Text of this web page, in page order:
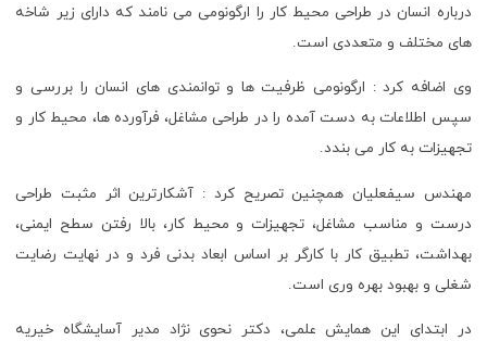
درباره انسان در طراحی محیط کار را ارگونومی می نامند که دارای زیر شاخه
های مختلف و متعددی است.
وی اضافه کرد : ارگونومی ظرفیت ها و توانمندی های انسان را بررسی و
سپس اطلاعات به دست آمده را در طراحی مشاغل، فرآورده ها، محیط کار و
تجهیزات به کار می بندد.
مهندس سیفعلیان همچنین تصریح کرد : آشکارترین اثر مثبت طراحی
درست و مناسب مشاغل، تجهیزات و محیط کار، بالا رفتن سطح ایمنی،
بهداشت، تطبیق کار با کارگر بر اساس ابعاد بدنی فرد و در نهایت رضایت
شغلی و بهبود بهره وری است.
در ابتدای این همایش علمی، دکتر نحوی نژاد مدیر آسایشگاه خیریه